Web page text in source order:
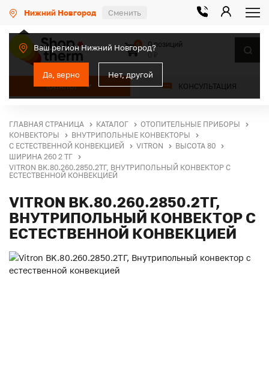
Нижний Новгород Сменить
Ваш регион Нижний Новгород?
Да, верно Нет, другой
КАТАЛОГ КОНСУЛЬТАЦИЯ
0
0 позиций
ГЛАВНАЯ СТРАНИЦА КАТАЛОГ
ОТОПИТЕЛЬНЫЕ ПРИБОРЫ
КОНВЕКТОРЫ
ВНУТРИПОЛЬНЫЕ КОНВЕКТОРЫ
С ЕСТЕСТВЕННОЙ КОНВЕКЦИЕЙ
VITRON
ВЫСОТА 80
ШИРИНА 260 2 ТГ
VITRON BK.80.260.2850.2ТГ, ВНУТРИПОЛЬНЫЙ КОНВЕКТОР С
ЕСТЕСТВЕННОЙ КОНВЕКЦИЕЙ
VITRON BK.80.260.2850.2ТГ,
ВНУТРИПОЛЬНЫЙ КОНВЕКТОР С
ЕСТЕСТВЕННОЙ КОНВЕКЦИЕЙ